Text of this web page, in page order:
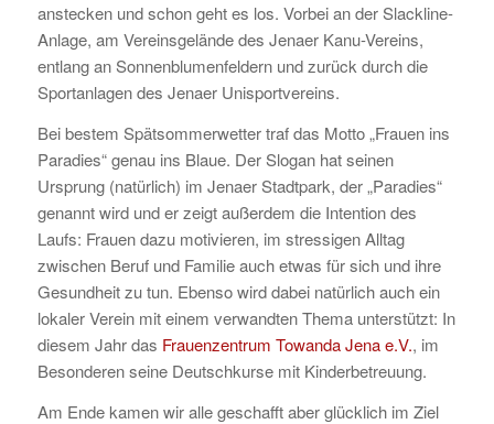
anstecken und schon geht es los. Vorbei an der Slackline-
Anlage, am Vereinsgelände des Jenaer Kanu-Vereins,
entlang an Sonnenblumenfeldern und zurück durch die
Sportanlagen des Jenaer Unisportvereins.
Bei bestem Spätsommerwetter traf das Motto „Frauen ins
Paradies“ genau ins Blaue. Der Slogan hat seinen
Ursprung (natürlich) im Jenaer Stadtpark, der „Paradies“
genannt wird und er zeigt außerdem die Intention des
Laufs: Frauen dazu motivieren, im stressigen Alltag
zwischen Beruf und Familie auch etwas für sich und ihre
Gesundheit zu tun. Ebenso wird dabei natürlich auch ein
lokaler Verein mit einem verwandten Thema unterstützt: In
diesem Jahr das Frauenzentrum Towanda Jena e.V., im
Besonderen seine Deutschkurse mit Kinderbetreuung.
Am Ende kamen wir alle geschafft aber glücklich im Ziel